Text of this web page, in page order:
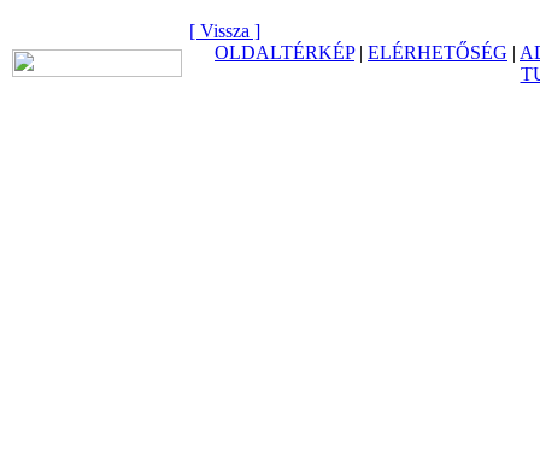
[ Vissza ]
OLDALTÉRKÉP| ELÉRHETŐSÉG |